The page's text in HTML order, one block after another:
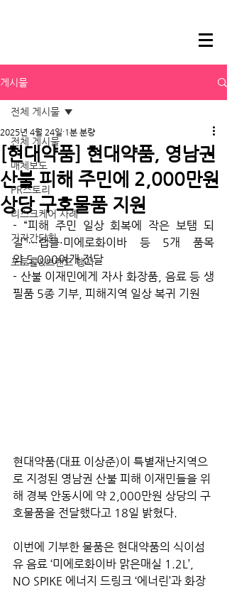
게시물
전체 게시물
매체보도
PR스토리
리스크케어 사례
기자간담회
포토콜&브랜드 행사
전체 게시물
[현대약품] 현대약품, 영남권
산불 피해 주민에 2,000만원
상당 구호물품 지원
2025년 4월 24일 1분 분량
- “피해 주민 일상 회복에 작은 보탬 되
길”…랩클·미에로화이바 등 5개 품목
약 5,000여개 전달
- 산불 이재민에게 자사 화장품, 음료 등 생
필품 5종 기부, 피해지역 일상 복귀 기원
현대약품(대표 이상준)이 특별재난지역으
로 지정된 영남권 산불 피해 이재민들을 위
해 경북 안동시에 약 2,000만원 상당의 구
호물품을 전달했다고 18일 밝혔다.
이번에 기부한 물품은 현대약품의 식이섬
유 음료 ‘미에로화이바 맑은매실 1.2L’,
NO SPIKE 에너지 드링크 ‘에너린’과 화장